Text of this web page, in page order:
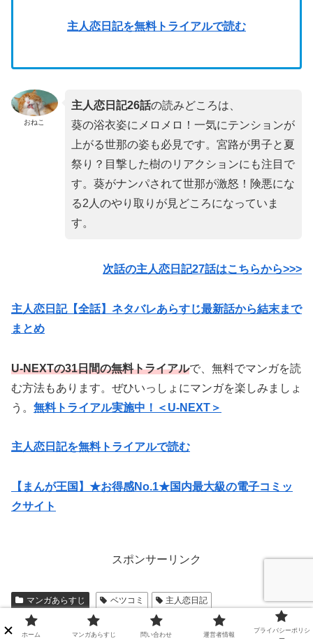
主人恋日記を無料トライアルで読む
おねこ
主人恋日記26話の読みどころは、
葵の浴衣姿にメロメロ！一気にテンションが
上がる世那の姿も必見です。宮路が男子と夏
祭り？目撃した樹のリアクションにも注目で
す。葵がナンパされて世那が激怒！険悪にな
る2人のやり取りが見どころになっていま
す。
次話の主人恋日記27話はこちらから>>>
主人恋日記【全話】ネタバレあらすじ最新話から結末まで
まとめ
U-NEXTの31日間の無料トライアルで、無料でマンガを読
む方法もあります。ぜひいっしょにマンガを楽しみましょ
う。 無料トライアル実施中！＜U-NEXT＞
主人恋日記を無料トライアルで読む
【まんが王国】★お得感No.1★国内最大級の電子コミッ
クサイト
スポンサーリンク
マンガあらすじ ベツコミ 主人恋日記
スポンサーリンク
ホーム マンガあらすじ 問い合わせ 運営者情報
プライバシーポリシ
ー